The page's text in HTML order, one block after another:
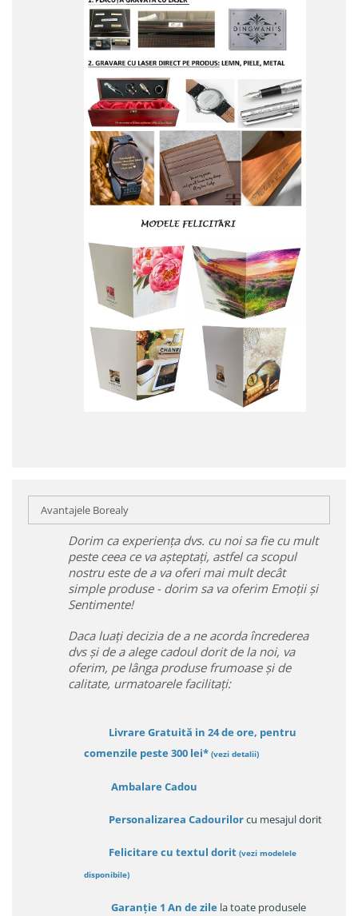
Avantajele Borealy
Dorim ca experiența dvs. cu noi sa fie cu mult
peste ceea ce va așteptați, astfel ca scopul
nostru este de a va oferi mai mult decât
simple produse - dorim sa va oferim Emoții și
Sentimente!
Daca luați decizia de a ne acorda încrederea
dvs și de a alege cadoul dorit de la noi, va
oferim, pe lânga produse frumoase și de
calitate, urmatoarele facilitați:
Livrare Gratuită in 24 de ore, pentru
comenzile peste 300 lei* (vezi detalii)
Ambalare Cadou
Personalizarea Cadourilorcu mesajul dorit
Felicitare cu textul dorit (vezi modelele
disponibile)
Garanție 1 An de zile la toate produsele